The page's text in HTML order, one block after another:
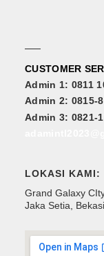
CUSTOMER
Admin 1: 0811
Admin 2: 0815-
Admin 3: 0821-
LOKASI KAMI:
Grand Galaxy
Jaka Setia,